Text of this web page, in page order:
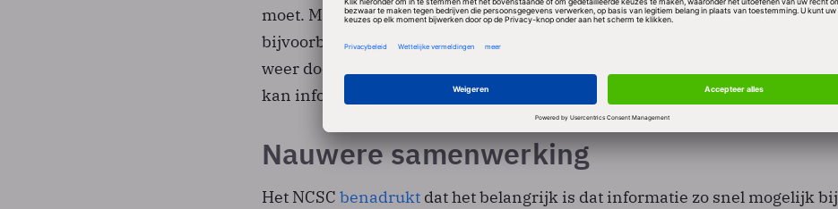
moet. Met als gevolg dat een melding voor de vitale infrastructuur
bijvoorbeeld per ongeluk bij het DTC kan komen, die de informatie dan eerst
weer door moet spelen naar het NCSC, dat op zijn beurt de relevante partijen
kan informeren.
Nauwere samenwerking
Het NCSC benadrukt dat het belangrijk is dat informatie zo snel mogelijk bij